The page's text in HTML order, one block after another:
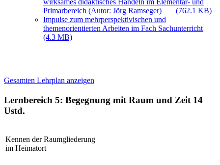
wirksames didaktisches Handeln im Elementar- und
Primarbereich (Autor: Jörg Ramseger)
(762.1 KB)
Impulse zum mehrperspektivischen und
themenorientierten Arbeiten im Fach Sachunterricht
(4.3 MB)
Gesamten Lehrplan anzeigen
Lernbereich 5: Begegnung mit Raum und Zeit 14
Ustd.
Kennen der Raumgliederung
im Heimatort